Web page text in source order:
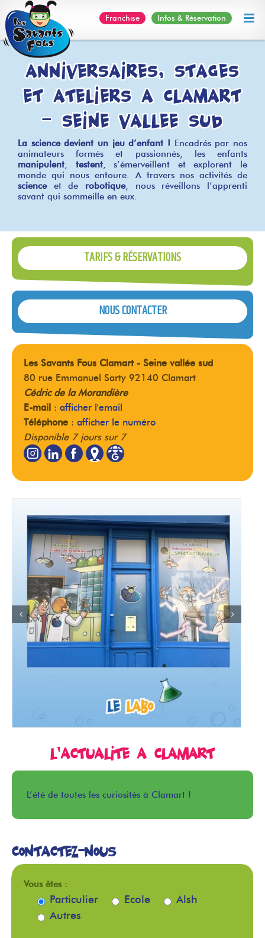
Skip
to
content
Infos & Réservation
Franchise
Anniversaires, stages
et ateliers à Clamart
– Seine vallée sud
La science devient un jeu d’enfant ! Encadrés par nos
animateurs formés et passionnés, les enfants
manipulent, testent, s’émerveillent et explorent le
monde qui nous entoure. A travers nos activités de
scienceet de robotique, nous réveillons l’apprenti
savant qui sommeille en eux.
TARIFS & RÉSERVATIONS
NOUS CONTACTER
Les Savants Fous Clamart - Seine vallée sud
80 rue Emmanuel Sarty 92140 Clamart
Cédric de la Morandière
E-mail : afficher l'email
Téléphone : afficher le numéro
Disponible 7 jours sur 7
L’actualité à Clamart
L’été de toutes les curiosités à Clamart !
Contactez-nous
Vous êtes :
Particulier Ecole
Alsh
Autres